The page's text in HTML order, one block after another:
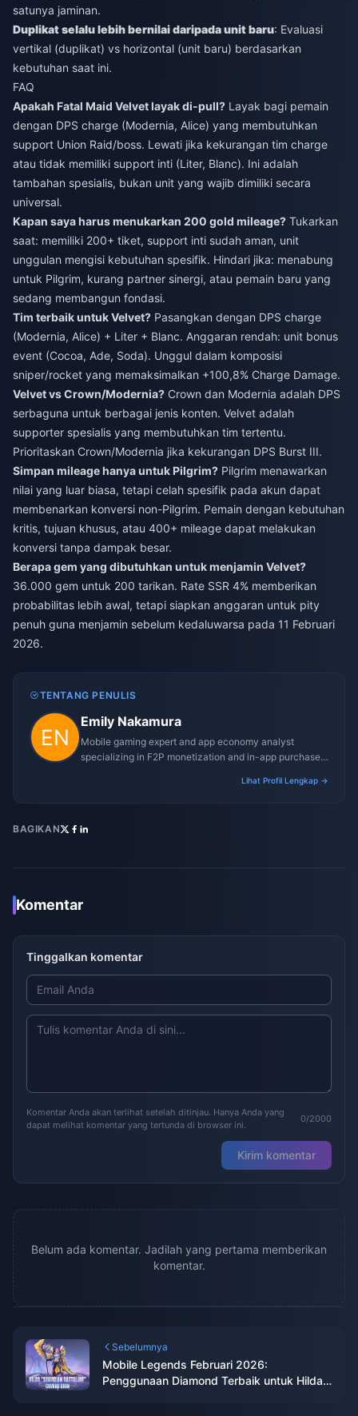
satunya jaminan.
Duplikat selalu lebih bernilai daripada unit baru: Evaluasi
vertikal (duplikat) vs horizontal (unit baru) berdasarkan
kebutuhan saat ini.
FAQ
Apakah Fatal Maid Velvet layak di-pull? Layak bagi pemain
dengan DPS charge (Modernia, Alice) yang membutuhkan
support Union Raid/boss. Lewati jika kekurangan tim charge
atau tidak memiliki support inti (Liter, Blanc). Ini adalah
tambahan spesialis, bukan unit yang wajib dimiliki secara
universal.
Kapan saya harus menukarkan 200 gold mileage? Tukarkan
saat: memiliki 200+ tiket, support inti sudah aman, unit
unggulan mengisi kebutuhan spesifik. Hindari jika: menabung
untuk Pilgrim, kurang partner sinergi, atau pemain baru yang
sedang membangun fondasi.
Tim terbaik untuk Velvet? Pasangkan dengan DPS charge
(Modernia, Alice) + Liter + Blanc. Anggaran rendah: unit bonus
event (Cocoa, Ade, Soda). Unggul dalam komposisi
sniper/rocket yang memaksimalkan +100,8% Charge Damage.
Velvet vs Crown/Modernia? Crown dan Modernia adalah DPS
serbaguna untuk berbagai jenis konten. Velvet adalah
supporter spesialis yang membutuhkan tim tertentu.
Prioritaskan Crown/Modernia jika kekurangan DPS Burst III.
Simpan mileage hanya untuk Pilgrim? Pilgrim menawarkan
nilai yang luar biasa, tetapi celah spesifik pada akun dapat
membenarkan konversi non-Pilgrim. Pemain dengan kebutuhan
kritis, tujuan khusus, atau 400+ mileage dapat melakukan
konversi tanpa dampak besar.
Berapa gem yang dibutuhkan untuk menjamin Velvet?
36.000 gem untuk 200 tarikan. Rate SSR 4% memberikan
probabilitas lebih awal, tetapi siapkan anggaran untuk pity
penuh guna menjamin sebelum kedaluwarsa pada 11 Februari
2026.
TENTANG PENULIS
Emily Nakamura
Mobile gaming expert and app economy analyst
specializing in F2P monetization and in-app purchase
Lihat Profil Lengkap →
BAGIKAN
Komentar
Tinggalkan komentar
Komentar Anda akan terlihat setelah ditinjau. Hanya Anda yang
dapat melihat komentar yang tertunda di browser ini.
0/2000
Kirim komentar
Belum ada komentar. Jadilah yang pertama memberikan
komentar.
Sebelumnya
Mobile Legends Februari 2026:
Penggunaan Diamond Terbaik untuk Hilda